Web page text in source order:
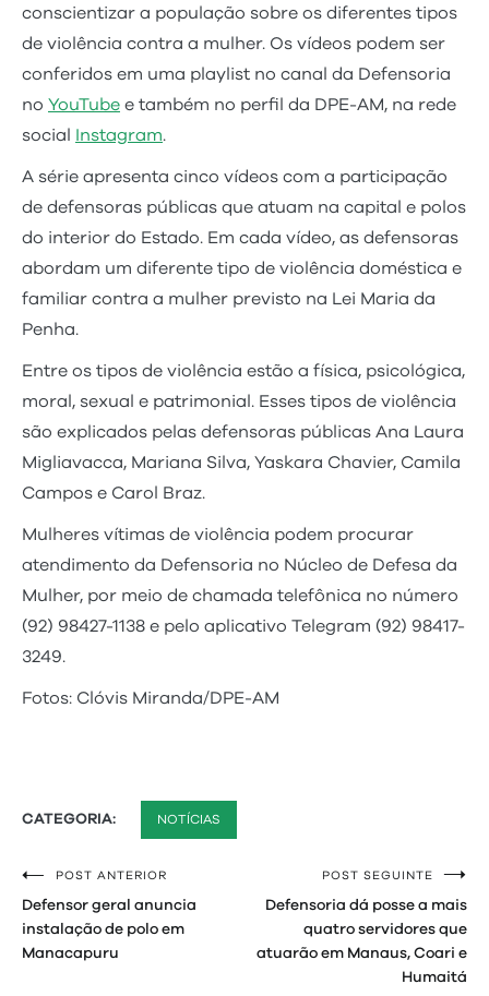
conscientizar a população sobre os diferentes tipos
de violência contra a mulher. Os vídeos podem ser
conferidos em uma playlist no canal da Defensoria
no YouTube e também no perfil da DPE-AM, na rede
social Instagram.
A série apresenta cinco vídeos com a participação
de defensoras públicas que atuam na capital e polos
do interior do Estado. Em cada vídeo, as defensoras
abordam um diferente tipo de violência doméstica e
familiar contra a mulher previsto na Lei Maria da
Penha.
Entre os tipos de violência estão a física, psicológica,
moral, sexual e patrimonial. Esses tipos de violência
são explicados pelas defensoras públicas Ana Laura
Migliavacca, Mariana Silva, Yaskara Chavier, Camila
Campos e Carol Braz.
Mulheres vítimas de violência podem procurar
atendimento da Defensoria no Núcleo de Defesa da
Mulher, por meio de chamada telefônica no número
(92) 98427-1138 e pelo aplicativo Telegram (92) 98417-
3249.
Fotos: Clóvis Miranda/DPE-AM
CATEGORIA: NOTÍCIAS
Navegação
de
Post
POST ANTERIOR
Defensor geral anuncia
instalação de polo em
Manacapuru
POST SEGUINTE
Defensoria dá posse a mais
quatro servidores que
atuarão em Manaus, Coari e
Humaitá